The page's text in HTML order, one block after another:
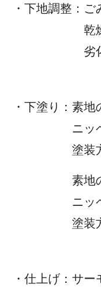
・下地調整
乾燥
劣
・下
ニッペ１
塗装方法
素
ニッペシリ
塗装
・仕上